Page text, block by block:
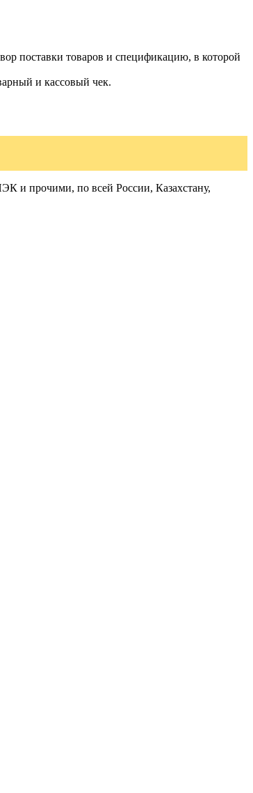
поставки товаров и спецификацию, в которой
и кассовый чек.
и прочими, по всей России, Казахстану,